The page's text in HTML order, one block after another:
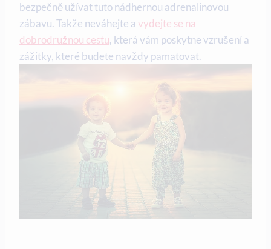
bezpečně užívat tuto nádhernou adrenalinovou
zábavu. Takže neváhejte avydejte se na
dobrodružnou cestu, která vám poskytne vzrušení a
zážitky, které budete navždy pamatovat.